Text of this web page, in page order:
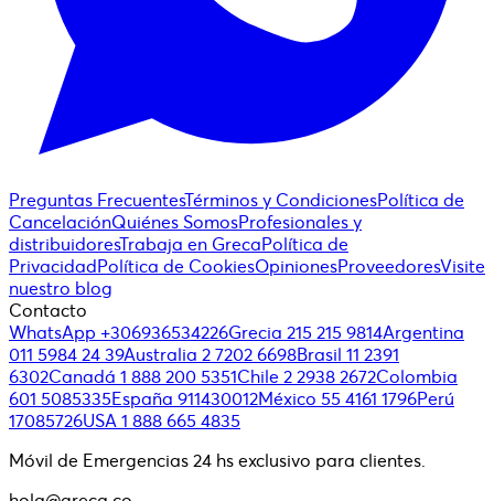
Preguntas FrecuentesTérminos y CondicionesPolítica de
CancelaciónQuiénes SomosProfesionales y
distribuidoresTrabaja en GrecaPolítica de
PrivacidadPolítica de CookiesOpinionesProveedoresVisite
nuestro blog
Contacto
WhatsApp +306936534226Grecia 215 215 9814Argentina
011 5984 24 39Australia 2 7202 6698Brasil 11 2391
6302Canadá 1 888 200 5351Chile 2 2938 2672Colombia
601 5085335España 911430012México 55 4161 1796Perú
17085726USA 1 888 665 4835
Móvil de Emergencias 24 hs exclusivo para clientes.